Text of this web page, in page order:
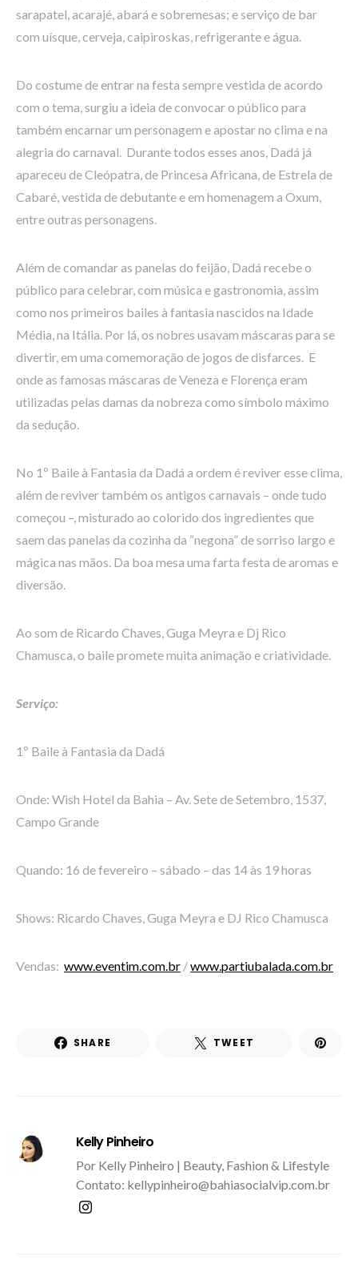
sarapatel, acarajé, abará e sobremesas; e serviço de bar
com uísque, cerveja, caipiroskas, refrigerante e água.
Do costume de entrar na festa sempre vestida de acordo
com o tema, surgiu a ideia de convocar o público para
também encarnar um personagem e apostar no clima e na
alegria do carnaval. Durante todos esses anos, Dadá já
apareceu de Cleópatra, de Princesa Africana, de Estrela de
Cabaré, vestida de debutante e em homenagem a Oxum,
entre outras personagens.
Além de comandar as panelas do feijão, Dadá recebe o
público para celebrar, com música e gastronomia, assim
como nos primeiros bailes à fantasia nascidos na Idade
Média, na Itália. Por lá, os nobres usavam máscaras para se
divertir, em uma comemoração de jogos de disfarces. E
onde as famosas máscaras de Veneza e Florença eram
utilizadas pelas damas da nobreza como símbolo máximo
da sedução.
No 1º Baile à Fantasia da Dadá a ordem é reviver esse clima,
além de reviver também os antigos carnavais – onde tudo
começou –, misturado ao colorido dos ingredientes que
saem das panelas da cozinha da “negona” de sorriso largo e
mágica nas mãos. Da boa mesa uma farta festa de aromas e
diversão.
Ao som de Ricardo Chaves, Guga Meyra e Dj Rico
Chamusca, o baile promete muita animação e criatividade.
Serviço:
1º Baile à Fantasia da Dadá
Onde: Wish Hotel da Bahia – Av. Sete de Setembro, 1537,
Campo Grande
Quando: 16 de fevereiro – sábado – das 14 às 19 horas
Shows: Ricardo Chaves, Guga Meyra e DJ Rico Chamusca
Vendas: www.eventim.com.br /www.partiubalada.com.br
SHARE TWEET
Kelly Pinheiro
Por Kelly Pinheiro | Beauty, Fashion & Lifestyle
Contato: kellypinheiro@bahiasocialvip.com.br